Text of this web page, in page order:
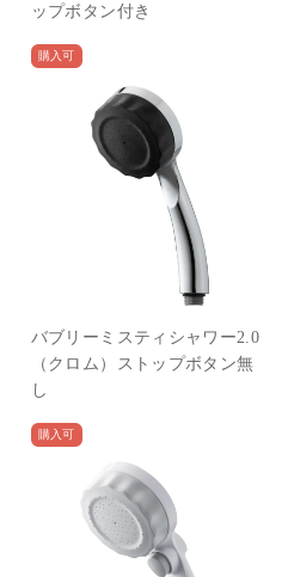
ップボタン付き
購入可
バブリーミスティシャワー2.0
（クロム）ストップボタン無
し
購入可